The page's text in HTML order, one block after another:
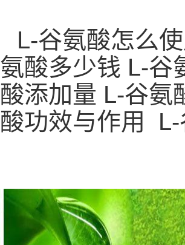
L-谷氨酸怎么
氨酸多少钱 L-谷
酸添加量 L-谷氨
酸功效与作用